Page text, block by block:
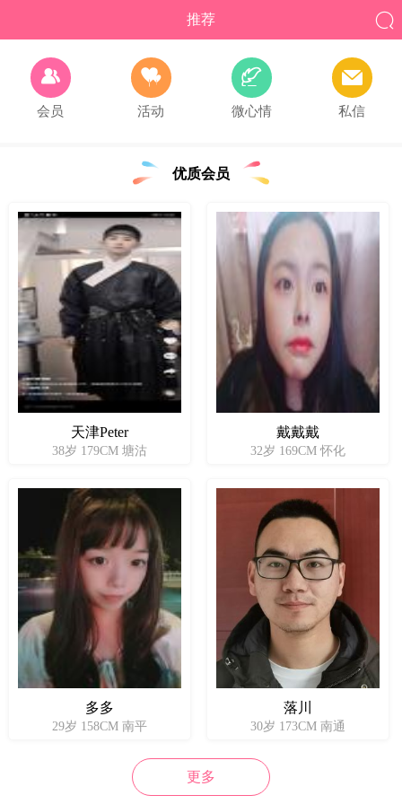
推荐 

会员

活动

微心情

私信
优质会员
天津Peter
38岁 179CM 塘沽
戴戴戴
32岁 169CM 怀化
多多
29岁 158CM 南平
落川
30岁 173CM 南通
更多